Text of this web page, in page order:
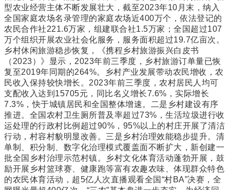
型农业经营主体不断发展壮大，截至2023年10月末，纳入
全国家庭农场名录管理的家庭农场近400万个，依法登记的
农民合作社221.6万家，组建联合社1.5万家；全国超过107
万个组织开展农业社会化服务，服务面积超过19.7亿亩次。
乡村休闲旅游稳步恢复，《携程乡村旅游振兴白皮书
（2023）》显示，2023年前三季度，乡村旅游订单量已恢
复至2019年同期的264%。乡村产业发展带动农民增收，农
民收入保持较快增长。2023年前三季度，农村居民人均可
支配收入达到15705元，同比名义增长7.6%，实际增长
7.3%，快于城镇居民和全国整体增速。二是乡村建设有序
推进。全国农村卫生厕所普及率超过73%，生活垃圾进行收
运处理的行政村比例超过90%，95%以上的村庄开展了清洁
行动，村容村貌明显改善。三是乡村治理效能稳步提升。清
单制、积分制、数字化治理模式覆盖面不断扩大，新创建一
批全国乡村治理示范村镇。乡村文化体育活动蓬勃开展，鼓
励开展乡村篮球赛、健康跑等富有农趣农味、体现群众特色
的农民体育活动，超5亿人次直播观看全国“村BA”决赛，全